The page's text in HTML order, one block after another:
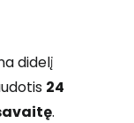
didelį
24
.